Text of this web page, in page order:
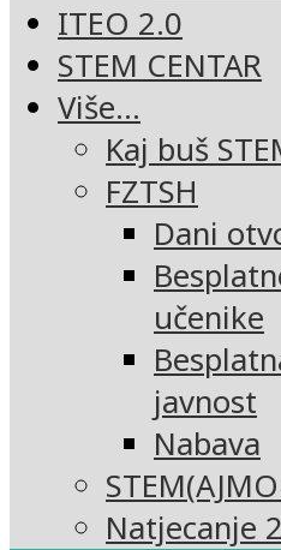
ITEO 2.0
STEM CENTAR
Više…
Kaj buš
FZTSH
Dani
učenike
javnost
Nabava
Natjecanje